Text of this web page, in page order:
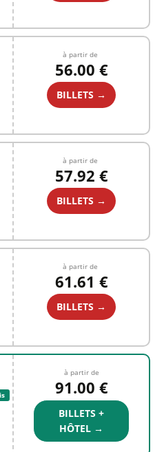
à partir de
56.00 €
BILLETS →
à partir de
57.92 €
BILLETS →
à partir de
61.61 €
BILLETS →
à partir de
91.00 €
BILLETS +
HÔTEL →